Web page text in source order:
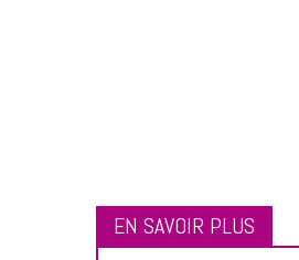
EN SAVOIR PLUS